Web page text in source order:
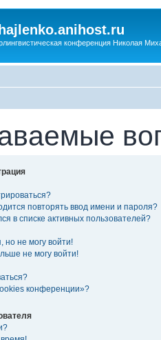
конференция Николая
повторять ввод имени и пароля?
в списке активных пользователей?
но не могу войти!
не могу войти!
конференции»?